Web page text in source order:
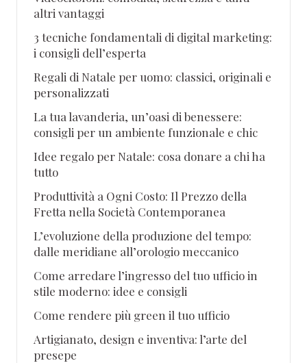
altri vantaggi
3 tecniche fondamentali di digital marketing:
i consigli dell’esperta
Regali di Natale per uomo: classici, originali e
personalizzati
La tua lavanderia, un’oasi di benessere:
consigli per un ambiente funzionale e chic
Idee regalo per Natale: cosa donare a chi ha
tutto
Produttività a Ogni Costo: Il Prezzo della
Fretta nella Società Contemporanea
L’evoluzione della produzione del tempo:
dalle meridiane all’orologio meccanico
Come arredare l’ingresso del tuo ufficio in
stile moderno: idee e consigli
Come rendere più green il tuo ufficio
Artigianato, design e inventiva: l’arte del
presepe